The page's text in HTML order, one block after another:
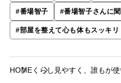
#番場智子 #番場智子さんに
#部屋を整えて心も体もスッキリ
HOME くらし 見やすく、誰もが